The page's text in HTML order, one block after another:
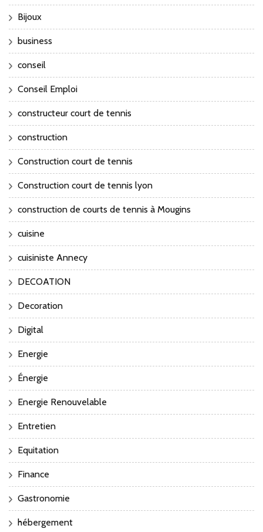
Bijoux
business
conseil
Conseil Emploi
constructeur court de tennis
construction
Construction court de tennis
Construction court de tennis lyon
construction de courts de tennis à Mougins
cuisine
cuisiniste Annecy
DECOATION
Decoration
Digital
Energie
Énergie
Energie Renouvelable
Entretien
Equitation
Finance
Gastronomie
hébergement